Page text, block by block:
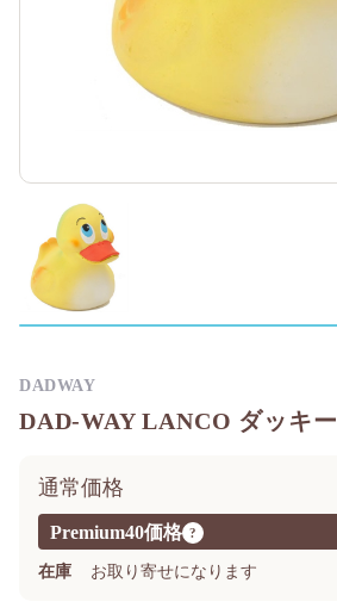
DAD-WAY LANCO ダッキー
Premium40価格 ?
通常価格
在庫 お取り寄せになります
DADWAY